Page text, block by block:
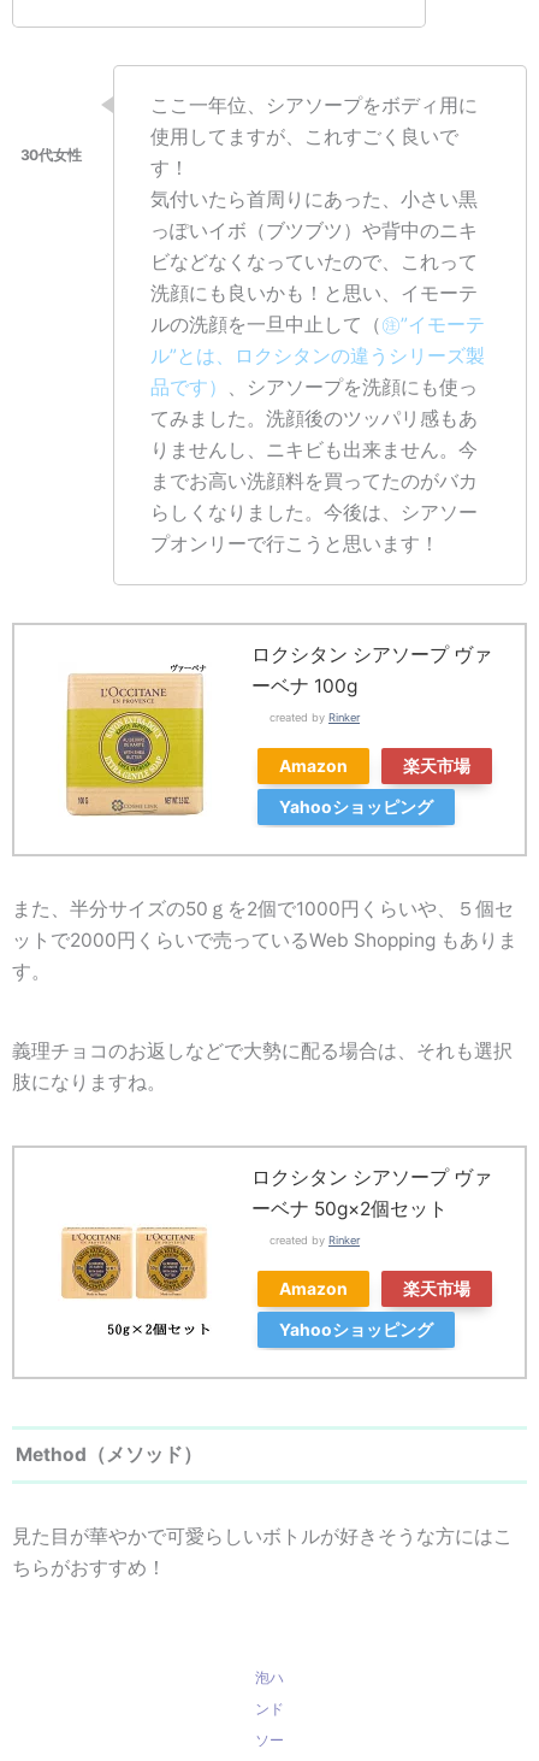
ここ一年位、シアソープをボディ用に
使用してますが、これすごく良いで
す！
気付いたら首周りにあった、小さい黒
っぽいイボ（ブツブツ）や背中のニキ
ビなどなくなっていたので、これって
洗顔にも良いかも！と思い、イモーテ
ルの洗顔を一旦中止して（㊟”イモーテ
ル”とは、ロクシタンの違うシリーズ製
品です）
、シアソープを洗顔にも使っ
てみました。洗顔後のツッパリ感もあ
りませんし、ニキビも出来ません。今
までお高い洗顔料を買ってたのがバカ
らしくなりました。今後は、シアソー
プオンリーで行こうと思います！
ロクシタン シアソープ ヴァ
ーベナ 100g
created by Rinker
Amazon
楽天市場
Yahooショッピング
また、半分サイズの50ｇを2個で1000円くらいや、５個セ
ットで2000円くらいで売っているWeb Shopping もありま
す。
義理チョコのお返しなどで大勢に配る場合は、それも選択
肢になりますね。
ロクシタン シアソープ ヴァ
ーベナ 50g×2個セット
created by Rinker
Amazon
楽天市場
Yahooショッピング
Method（メソッド）
見た目が華やかで可愛らしいボトルが好きそうな方にはこ
ちらがおすすめ！
泡ハ
ンド
ソー